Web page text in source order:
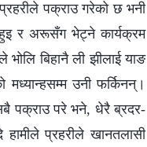
पक्राउ गरेको छ भनी
हुइ र अरूसँग भेट्ने कार्यक्रम
बिहानै ली झीलाई याङ
मध्यान्हसम्म उनी फर्किनन्।
पक्राउ परे भने, धेरै ब्रदर-
प्रहरीले खानतलासी